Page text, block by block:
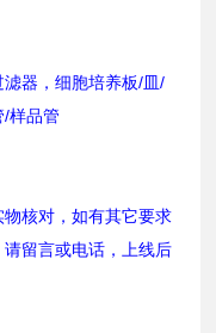
器，细胞培养板/皿/
样品管
核对，如有其它要求
留言或电话，上线后